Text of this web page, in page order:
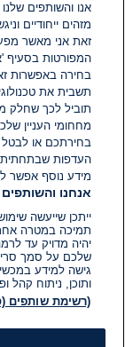
המשיח
27 ביוני 2026
מה יש להם
הגב 0
אנו והשותפים
מזהים ייחודיים
זאת אני מאשר
המפורטות בסעיף
בחירה באפשרות
תשבית את
תוביל לכך שחלק
מחחומי העניין
בחירתכם או
העדפות שבתחתית
מידע נוסף אפשר
אנחנו
ייתכן שייעשה
תמיכה במטרה
יהיה מדויק עד
שלכם על סמך
גישה למידע
ותוכן, ניתוח קהל
(רשימת שותפים